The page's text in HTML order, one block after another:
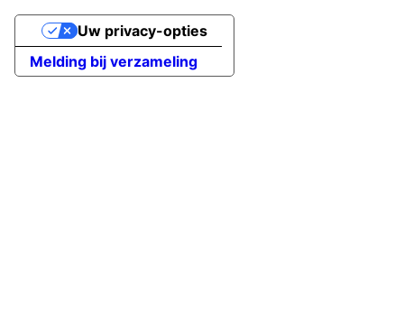
Melding bij verzameling
Uw privacy-opties